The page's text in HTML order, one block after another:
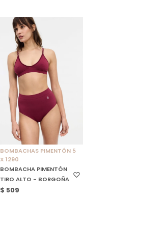
SELECCIONAR TALLE
BOMBACHAS PIMENTÓN 5
X 1290
BOMBACHA PIMENTÓN
TIRO ALTO - BORGOÑA
$ 509